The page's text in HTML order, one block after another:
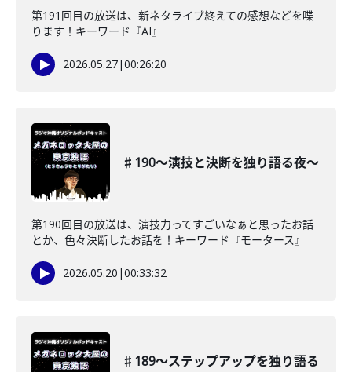
第191回目の放送は、新ネタライブ終えての感想などを喋
ります！キーワード『AI』
2026.05.27|00:26:20
♯190〜演技と決断を独り語る夜〜
第190回目の放送は、演技力ってすごいなぁと思ったお話
とか、色々決断したお話を！キーワード『モータース』
2026.05.20 |00:33:32
♯189〜ステップアップを独り語る